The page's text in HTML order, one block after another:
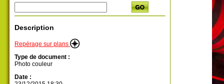
Description
Repérage sur plans
Type de document :
Photo couleur
Date :